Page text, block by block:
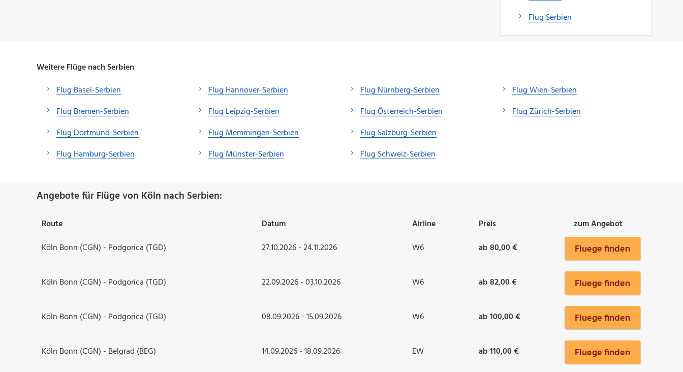
Flug Serbien
Weitere Flüge nach Serbien
Flug Basel-Serbien
Flug Bremen-Serbien
Flug Dortmund-Serbien
Flug Hamburg-Serbien
Flug Hannover-Serbien
Flug Leipzig-Serbien
Flug Memmingen-Serbien
Flug Münster-Serbien
Flug Nürnberg-Serbien
Flug Österreich-Serbien
Flug Salzburg-Serbien
Flug Schweiz-Serbien
Flug Wien-Serbien
Flug Zürich-Serbien
Angebote für Flüge von Köln nach Serbien:
Route Datum Airline Preis
zum Angebot
Köln Bonn (CGN) - Podgorica (TGD)
27.10.2026 - 24.11.2026 W6 ab 80,00 € Fluege finden
Köln Bonn (CGN) - Podgorica (TGD) 22.09.2026 - 03.10.2026 W6 ab 82,00 € Fluege finden
Köln Bonn (CGN) - Podgorica (TGD) 08.09.2026 - 15.09.2026 W6 ab 100,00 € Fluege finden
Köln Bonn (CGN) - Belgrad (BEG) 14.09.2026 - 18.09.2026 EW ab 110,00 € Fluege finden